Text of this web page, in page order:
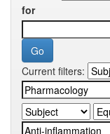
for
Current filters: